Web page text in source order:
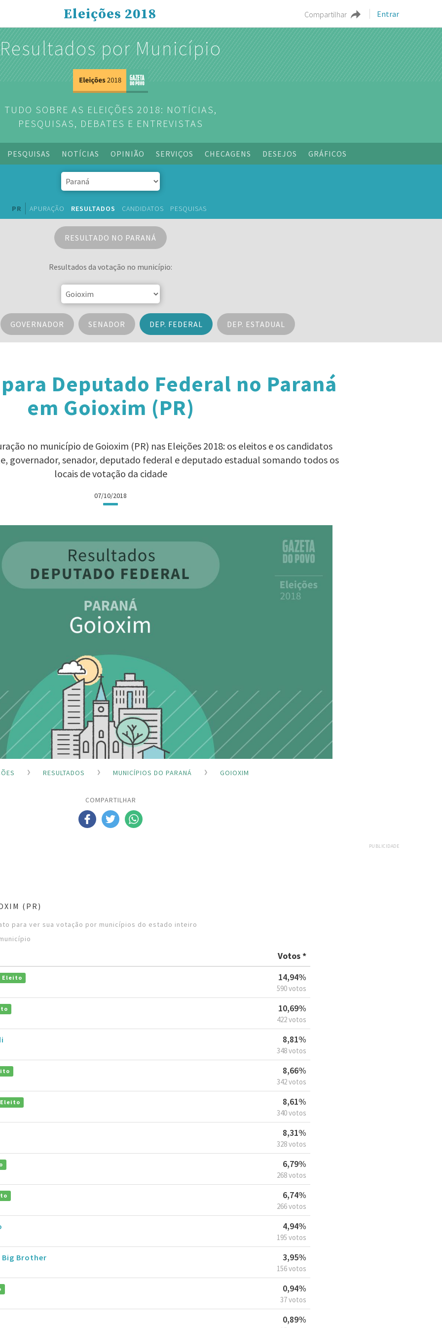
Compartilhar Entrar
Eleições 2018
Resultados por Município
TUDO SOBRE AS ELEIÇÕES 2018: NOTÍCIAS,
PESQUISAS, DEBATES E ENTREVISTAS
PESQUISAS NOTÍCIAS OPINIÃO SERVIÇOS CHECAGENS DESEJOS GRÁFICOS
PR APURAÇÃO RESULTADOS CANDIDATOS PESQUISAS
RESULTADO NO PARANÁ
Resultados da votação no município:
GOVERNADOR SENADOR DEP. FEDERAL DEP. ESTADUAL
Deputado Federal no Paraná
em Goioxim (PR)
no município de Goioxim (PR) nas Eleições 2018: os eleitos e os candidatos
governador, senador, deputado federal e deputado estadual somando todos os
locais de votação da cidade
07/10/2018
RESULTADOS MUNICÍPIOS DO PARANÁ GOIOXIM
COMPARTILHAR
PUBLICIDADE
(PR)
para ver sua votação por municípios do estado inteiro
Votos *
Eleito 14,94%
590 votos
10,69%
422 votos
8,81%
348 votos
8,66%
342 votos
Eleito 8,61%
340 votos
8,31%
328 votos
6,79%
268 votos
6,74%
266 votos
4,94%
195 votos
Big Brother 3,95%
156 votos
0,94%
37 votos
0,89%